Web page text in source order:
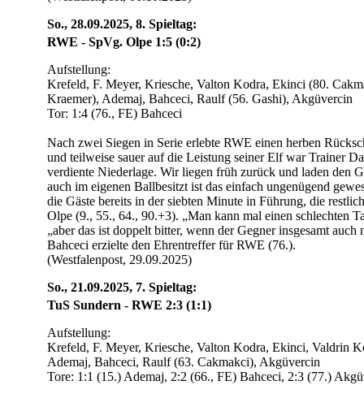
So., 28.09.2025, 8. Spieltag:
RWE - SpVg. Olpe 1:5 (0:2)
Aufstellung:
Krefeld, F. Meyer, Kriesche, Valton Kodra, Ekinci (80.
Kraemer), Ademaj, Bahceci, Raulf (56. Gashi), Akgüvercin
Tor: 1:4 (76., FE) Bahceci
Nach zwei Siegen in Serie erlebte RWE einen herben
und teilweise sauer auf die Leistung seiner Elf war Trainer
verdiente Niederlage. Wir liegen früh zurück und laden den
auch im eigenen Ballbesitzt ist das einfach ungenügend
die Gäste bereits in der siebten Minute in Führung, die
Olpe (9., 55., 64., 90.+3). „Man kann mal einen schlechten
„aber das ist doppelt bitter, wenn der Gegner insgesamt
Bahceci erzielte den Ehrentreffer für RWE (76.).
(Westfalenpost, 29.09.2025)
So., 21.09.2025, 7. Spieltag:
TuS Sundern - RWE 2:3 (1:1)
Aufstellung:
Krefeld, F. Meyer, Kriesche, Valton Kodra, Ekinci, Valdrin
Ademaj, Bahceci, Raulf (63. Cakmakci), Akgüvercin
Tore: 1:1 (15.) Ademaj, 2:2 (66., FE) Bahceci, 2:3 (77.)